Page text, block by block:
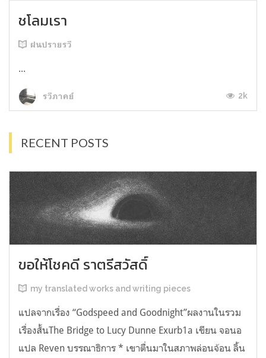
ชโลมเรา
ฝนปรายรวี
...
รวีภาคย์ 2k
RECENT POSTS
ขอให้โชคดี ราตรีสวัสดิ์
my translated works and writing pieces
แปลจากเรื่อง “Godspeed and Goodnight”ผลงานในรวม
เรื่องสั้นThe Bridge to Lucy Dunne Exurb1a เขียน จอนอ
แปล Reven บรรณาธิการ * เขาตื่นมาในสภาพล่อนจ้อน ลิ้น